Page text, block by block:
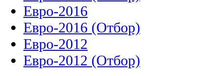
Евро-2016
Евро-2016 (Отбор)
Евро-2012
Евро-2012 (Отбор)